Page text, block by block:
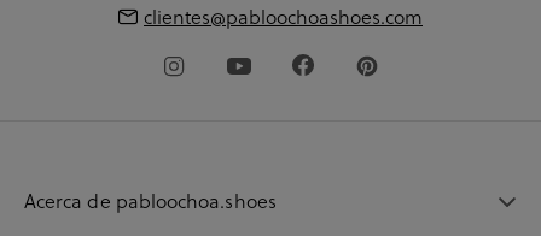
clientes@pabloochoashoes.com
Acerca de pabloochoa.shoes